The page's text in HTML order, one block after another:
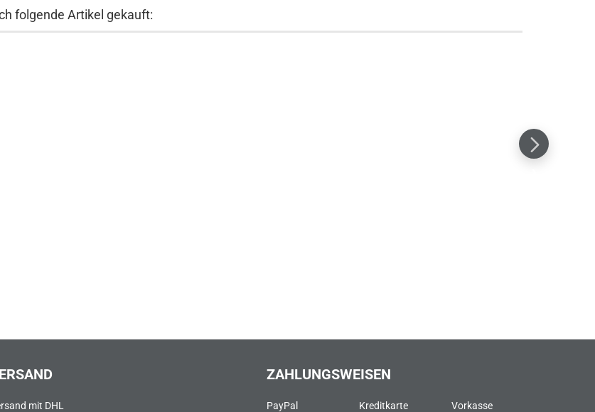
folgende Artikel gekauft:
mit DHL
ZAHLUNGSWEISEN
PayPal Kreditkarte Vorkasse